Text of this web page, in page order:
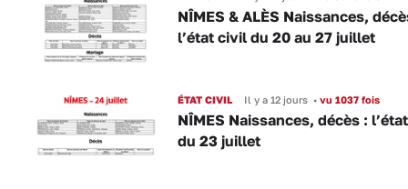
NÎMES & ALÈS Naissances,
l’état civil du 20 au 27 juillet
ÉTAT CIVIL Il y a 12 jours •vu 1037 fois
NÎMES Naissances, décès :
du 23 juillet